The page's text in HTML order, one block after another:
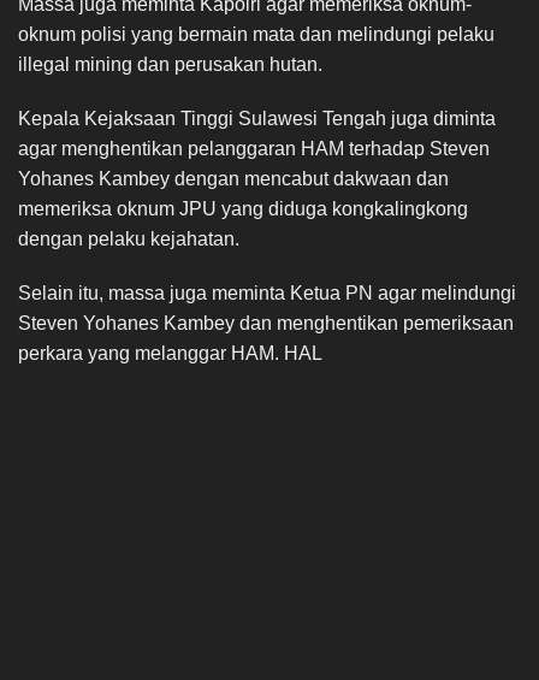
oknum polisi yang bermain mata dan melindungi pelaku
illegal mining dan perusakan hutan.
Kepala Kejaksaan Tinggi Sulawesi Tengah juga diminta
agar menghentikan pelanggaran HAM terhadap Steven
Yohanes Kambey dengan mencabut dakwaan dan
memeriksa oknum JPU yang diduga kongkalingkong
dengan pelaku kejahatan.
Selain itu, massa juga meminta Ketua PN agar melindungi
Steven Yohanes Kambey dan menghentikan pemeriksaan
perkara yang melanggar HAM. HAL